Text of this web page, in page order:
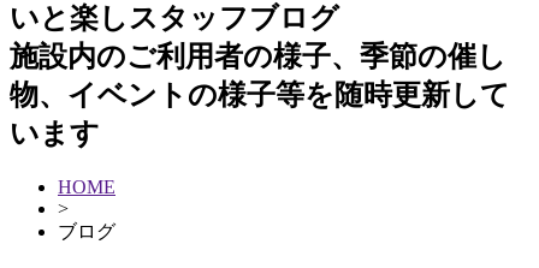
いと楽しスタッフブログ
施設内のご利用者の様子、季節の催し
物、イベントの様子等を随時更新して
います
HOME
>
ブログ